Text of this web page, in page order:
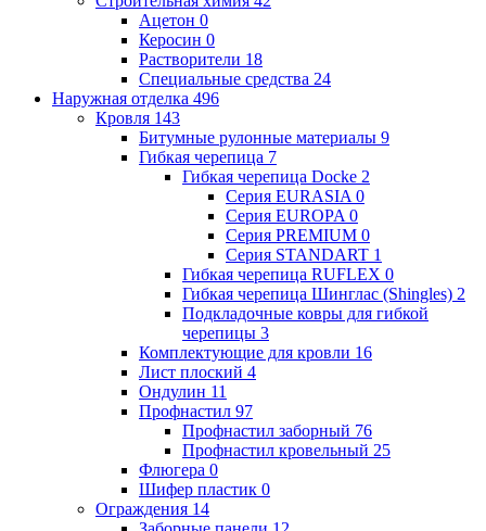
Ацетон 0
Керосин 0
Растворители 18
Специальные средства 24
Наружная отделка 496
Кровля 143
Битумные рулонные материалы 9
Гибкая черепица 7
Гибкая черепица Docke 2
Серия EURASIA 0
Серия EUROPA 0
Серия PREMIUM 0
Серия STANDART 1
Гибкая черепица RUFLEX 0
Гибкая черепица Шинглас (Shingles) 2
Подкладочные ковры для гибкой
черепицы 3
Комплектующие для кровли 16
Лист плоский 4
Ондулин 11
Профнастил 97
Профнастил заборный 76
Профнастил кровельный 25
Флюгера 0
Шифер пластик 0
Ограждения 14